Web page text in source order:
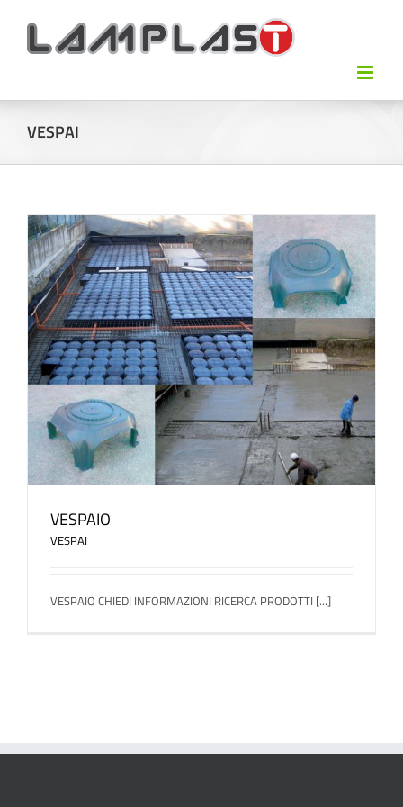
VESPAI
VESPAIO
VESPAI
VESPAIO CHIEDI INFORMAZIONI RICERCA PRODOTTI [...]